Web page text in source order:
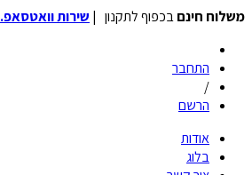
משלוח חינםבכפוף לתקנון | שירות וואטסאפ.
התחבר
/
הרשם
אודות
בלוג